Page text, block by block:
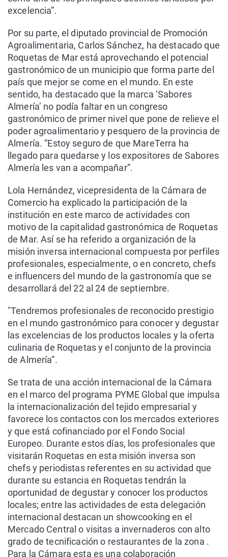
excelencia”.
Por su parte, el diputado provincial de Promoción
Agroalimentaria, Carlos Sánchez, ha destacado que
Roquetas de Mar está aprovechando el potencial
gastronómico de un municipio que forma parte del
país que mejor se come en el mundo. En este
sentido, ha destacado que la marca ‘Sabores
Almería’ no podía faltar en un congreso
gastronómico de primer nivel que pone de relieve el
poder agroalimentario y pesquero de la provincia de
Almería. “Estoy seguro de que MareTerra ha
llegado para quedarse y los expositores de Sabores
Almería les van a acompañar”.
Lola Hernández, vicepresidenta de la Cámara de
Comercio ha explicado la participación de la
institución en este marco de actividades con
motivo de la capitalidad gastronómica de Roquetas
de Mar. Así se ha referido a organización de la
misión inversa internacional compuesta por perfiles
profesionales, especialmente, o en concreto, chefs
e influencers del mundo de la gastronomía que se
desarrollará del 22 al 24 de septiembre.
"Tendremos profesionales de reconocido prestigio
en el mundo gastronómico para conocer y degustar
las excelencias de los productos locales y la oferta
culinaria de Roquetas y el conjunto de la provincia
de Almería”.
Se trata de una acción internacional de la Cámara
en el marco del programa PYME Global que impulsa
la internacionalización del tejido empresarial y
favorece los contactos con los mercados exteriores
y que está cofinanciado por el Fondo Social
Europeo. Durante estos días, los profesionales que
visitarán Roquetas en esta misión inversa son
chefs y periodistas referentes en su actividad que
durante su estancia en Roquetas tendrán la
oportunidad de degustar y conocer los productos
locales; entre las actividades de esta delegación
internacional destacan un showcooking en el
Mercado Central o visitas a invernaderos con alto
grado de tecnificación o restaurantes de la zona .
Para la Cámara esta es una colaboración